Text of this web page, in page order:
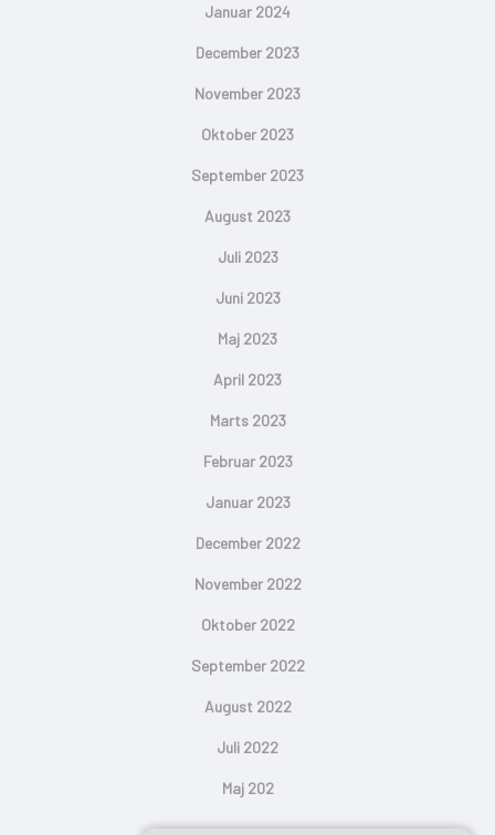
Januar 2024
December 2023
November 2023
Oktober 2023
September 2023
August 2023
Juli 2023
Juni 2023
Maj 2023
April 2023
Marts 2023
Februar 2023
Januar 2023
December 2022
November 2022
Oktober 2022
September 2022
August 2022
Juli 2022
Maj 202